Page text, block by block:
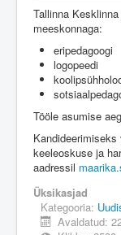
Tallinna
meeskonnaga:
eripedagoogi
logopeedi
Tööle asumise
keeleoskuse ja
aadressil
Üksikasjad
Kategooria:
Avaldatud: